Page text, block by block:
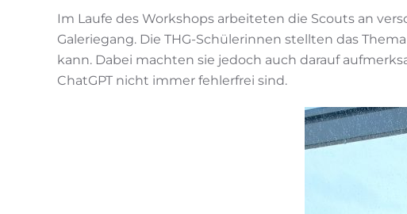
Im Laufe des Workshops arbeiteten die Scouts an
Galeriegang. Die THG-Schülerinnen stellten das
kann. Dabei machten sie jedoch auch darauf
ChatGPT nicht immer fehlerfrei sind.